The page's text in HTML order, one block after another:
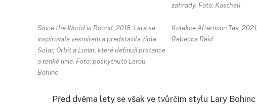
zahrady. Foto: Kasthall
Since the World is Round, 2018. Lara se
inspirovala vesmírem a představila židle
Solar, Orbit a Lunar, které definují prstence
a tenké linie. Foto: poskytnuto Larou
Bohinc
Kolekce Afternoon Tea,
Rebecca Reid
Před dvěma lety se však ve tvůrčím stylu Lary